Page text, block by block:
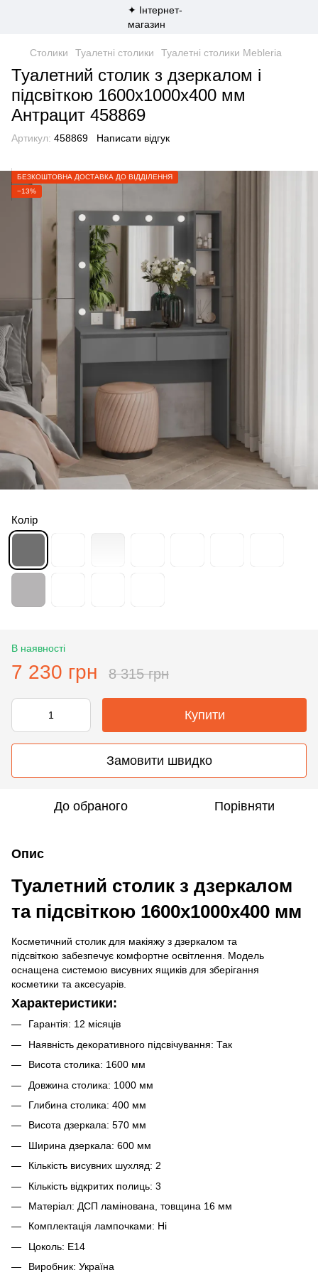
Столики Туалетні столики Туалетні столики Mebleria
Туалетний столик з дзеркалом і
підсвіткою 1600х1000х400 мм
Антрацит 458869
Артикул: 458869 Написати відгук
БЕЗКОШТОВНА ДОСТАВКА ДО ВІДДІЛЕННЯ
−13%
Колір
В наявності
7 230 грн 8 315 грн
Купити
Замовити швидко
До обраного Порівняти
Опис
Туалетний столик з дзеркалом
та підсвіткою 1600х1000х400 мм
Косметичний столик для макіяжу з дзеркалом та
підсвіткою забезпечує комфортне освітлення. Модель
оснащена системою висувних ящиків для зберігання
косметики та аксесуарів.
Характеристики:
Гарантія: 12 місяців
Наявність декоративного підсвічування: Так
Висота столика: 1600 мм
Довжина столика: 1000 мм
Глибина столика: 400 мм
Висота дзеркала: 570 мм
Ширина дзеркала: 600 мм
Кількість висувних шухляд: 2
Кількість відкритих полиць: 3
Матеріал: ДСП ламінована, товщина 16 мм
Комплектація лампочками: Ні
Цоколь: E14
Виробник: Україна